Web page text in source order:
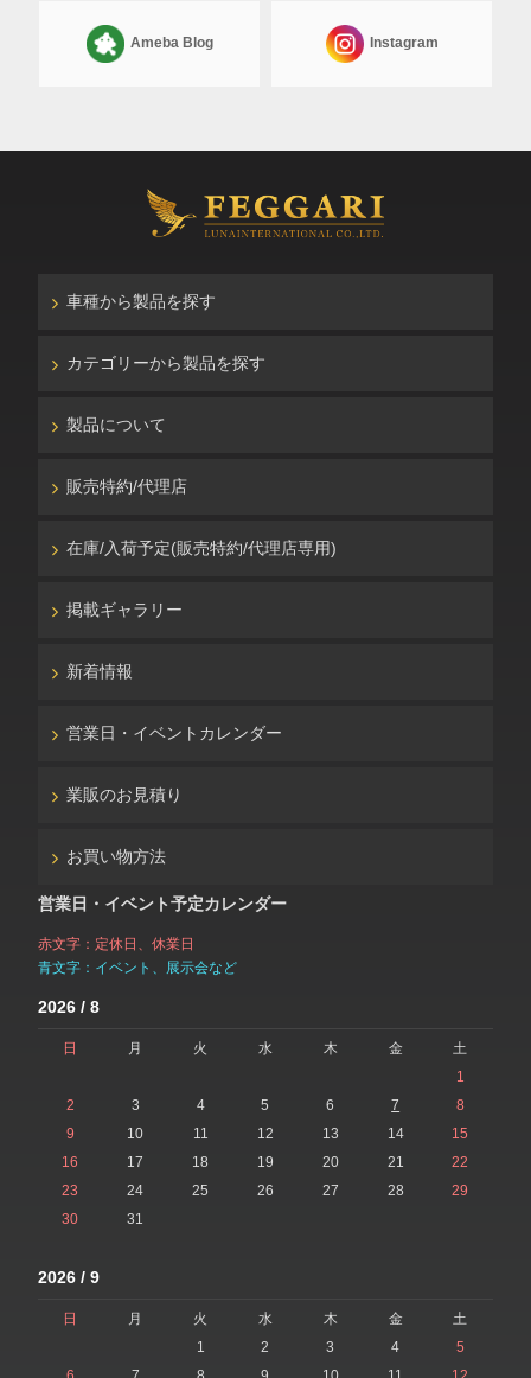
Ameba Blog Instagram
車種から製品を探す
カテゴリーから製品を探す
製品について
販売特約/代理店
在庫/入荷予定(販売特約/代理店専用)
掲載ギャラリー
新着情報
営業日・イベントカレンダー
業販のお見積り
お買い物方法
営業日・イベント予定カレンダー
赤文字：定休日、休業日
青文字：イベント、展示会など
2026 / 8
日 月 火 水 木 金
土
1
2
3 4 5 6 7
8
9
10 11 12 13 14
15
16
17 18 19 20 21
22
23
24 25 26 27 28
29
30
31
2026 / 9
日 月 火 水 木 金
土
1
2 3 4
5